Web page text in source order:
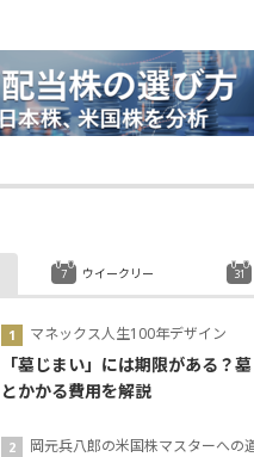
マネックス人生100年デザイン
「墓じまい」には期限がある？
とかかる費用を解説
岡元兵八郎の米国株マスターへの
ウイークリー